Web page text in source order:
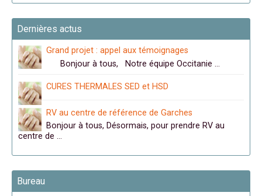
Dernières actus
Grand projet : appel aux témoignages
Bonjour à tous, Notre équipe Occitanie …
CURES THERMALES SED et HSD
RV au centre de référence de Garches
Bonjour à tous, Désormais, pour prendre RV au
centre de …
Bureau